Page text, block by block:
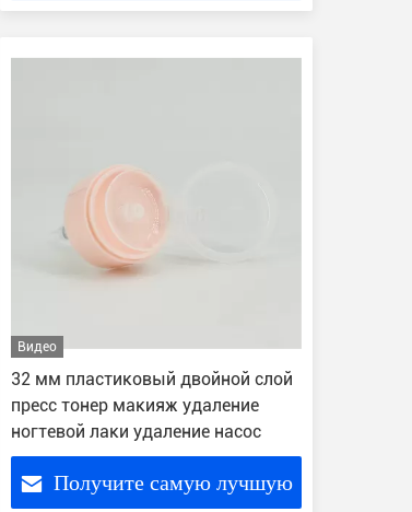
Видео
32 мм пластиковый двойной слой
пресс тонер макияж удаление
ногтевой лаки удаление насос
Получите самую лучшую